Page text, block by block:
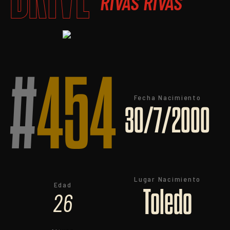
#454 Fecha Nacimiento
30/7/2000
Edad
26
Lugar Nacimiento
Toledo